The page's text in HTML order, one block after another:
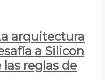
arquitectura
a Silicon
las reglas de